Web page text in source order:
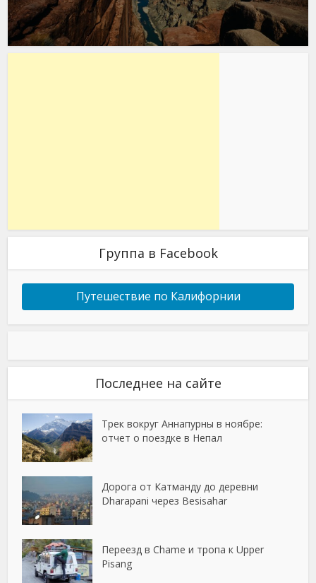
Группа в Facebook
Путешествие по Калифорнии
Последнее на сайте
Трек вокруг Аннапурны в ноябре:
отчет о поездке в Непал
Дорога от Катманду до деревни
Dharapani через Besisahar
Переезд в Chame и тропа к Upper
Pisang